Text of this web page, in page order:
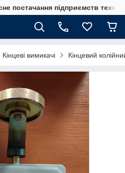
постачання підприємств
Кінцеві вимикачі Кінцевий